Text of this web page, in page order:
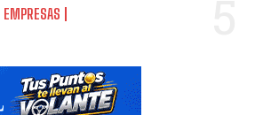
EMPRESAS